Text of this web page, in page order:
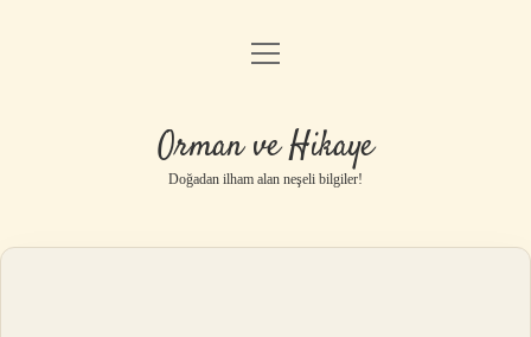
Anasayfa
Yasal Uyarı
menüyü
Orman ve Hikaye
Doğadan ilham alan neşeli bilgiler!